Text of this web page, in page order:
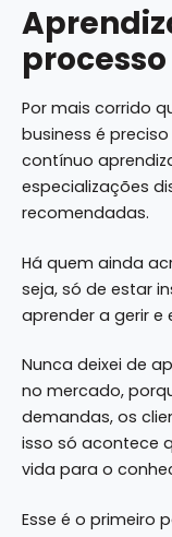
Por mais corrido
business é
contínuo
especializações
recomendadas.
Há quem ainda
seja, só de estar
aprender a gerir e
Nunca deixei de
no mercado,
demandas, os
isso só acontece
vida para o
Esse é o primeiro